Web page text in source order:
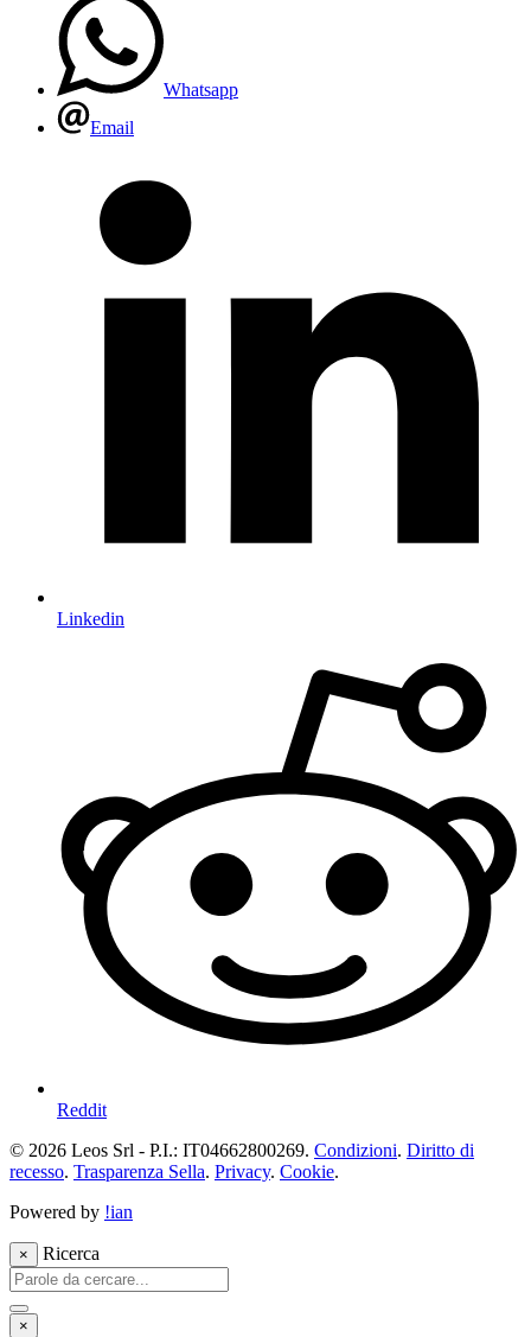
Whatsapp
Email
Linkedin
Reddit
© 2026 Leos Srl - P.I.: IT04662800269. Condizioni. Diritto di
recesso. Trasparenza Sella. Privacy. Cookie.
Powered by !ian
× Ricerca
×